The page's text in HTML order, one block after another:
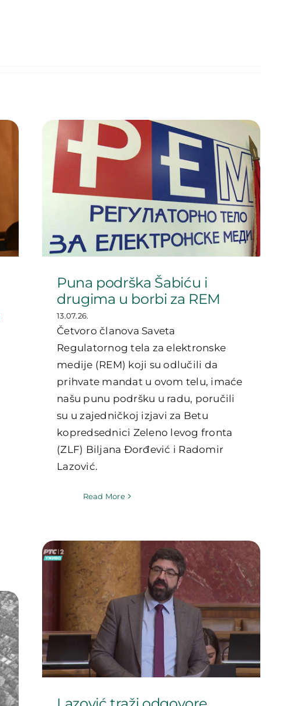
Puna podrška Šabiću i
drugima u borbi za REM
13.07.26.
Četvoro članova Saveta
Regulatornog tela za elektronske
medije (REM) koji su odlučili da
prihvate mandat u ovom telu, imaće
našu punu podršku u radu, poručili
su u zajedničkoj izjavi za Betu
kopredsednici Zeleno levog fronta
(ZLF) Biljana Đorđević i Radomir
Lazović.
Read More